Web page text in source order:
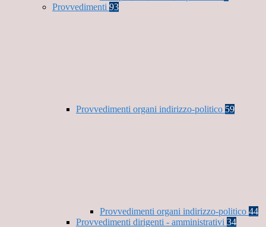
Provvedimenti 93
Provvedimenti organi indirizzo-politico 59
Provvedimenti organi indirizzo-politico 44
Provvedimenti dirigenti - amministrativi 34